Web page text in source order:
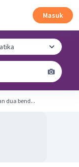
Masuk
dua bend...